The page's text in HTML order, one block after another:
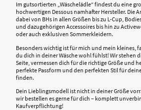
Im gutsortierten „Wäschelädle“ findest du eine
hochwertigen Dessous namhafter Hersteller. Die
dabei von BHs in allen Größen bis zu L-Cup,
und dazugehörigen Accessoires bis hin zu
oder auch exklusiven Sommerkleidern.
Besonders wichtig ist für mich und mein kleines,
du dich in deiner Wäsche wohl fühlst! Wir stehen
Seite, vermessen dich für die richtige Größe und
perfekte Passform und den perfekten Stil für
finden.
Dein Lieblingsmodell ist nicht in deiner Größe
wir bestellen es gerne für dich – komplett
Kaufverpflichtung!